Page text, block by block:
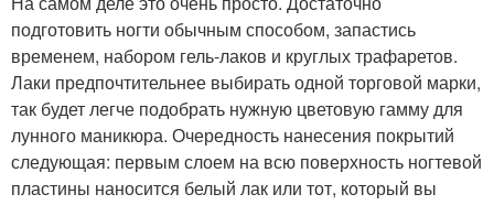
подготовить ногти обычным способом, запастись
временем, набором гель-лаков и круглых трафаретов.
Лаки предпочтительнее выбирать одной торговой марки,
так будет легче подобрать нужную цветовую гамму для
лунного маникюра. Очередность нанесения покрытий
следующая: первым слоем на всю поверхность ногтевой
пластины наносится белый лак или тот, который вы